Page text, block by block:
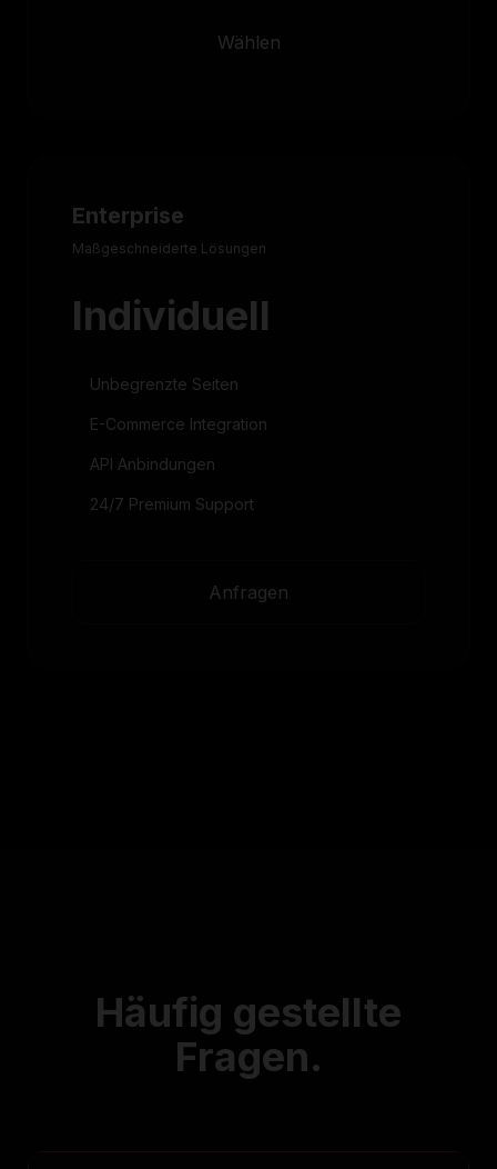
Wählen
Enterprise
Maßgeschneiderte Lösungen
Individuell
Unbegrenzte Seiten
E-Commerce Integration
API Anbindungen
24/7 Premium Support
Anfragen
Häufig gestellte
Fragen.